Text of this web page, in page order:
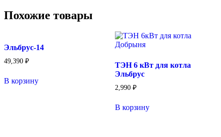
Похожие товары
Эльбрус-14
49,390 ₽
В корзину
ТЭН 6 кВт для котла
Эльбрус
2,990 ₽
В корзину